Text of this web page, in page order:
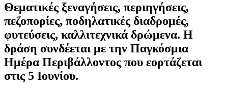
Θεματικές ξεναγήσεις, περιηγήσεις,
πεζοπορίες, ποδηλατικές διαδρομές,
φυτεύσεις, καλλιτεχνικά δρώμενα. Η
δράση συνδέεται με την Παγκόσμια
Ημέρα Περιβάλλοντος που εορτάζεται
στις 5 Ιουνίου.